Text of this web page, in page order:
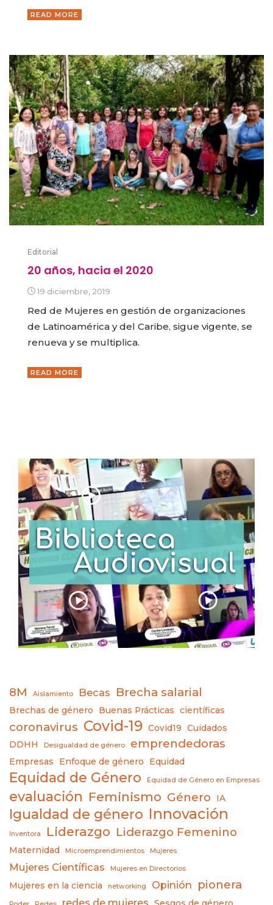
READ MORE
Editorial
20 años, hacia el 2020
19 diciembre, 2019
Red de Mujeres en gestión de organizaciones
de Latinoamérica y del Caribe, sigue vigente, se
renueva y se multiplica.
READ MORE
8M Aislamiento Becas Brecha salarial
Brechas de género Buenas Prácticas científicas
coronavirus Covid-19 Covid19
Cuidados
DDHH
Desigualdad de género emprendedoras
Empresas Enfoque de género Equidad
Equidad de Género Equidad de Género en Empresas
evaluación Feminismo Género IA
Igualdad de género Innovación
Inventora Liderazgo Liderazgo Femenino
Maternidad Microemprendimientos Mujeres
Mujeres Científicas Mujeres en Directorios
Mujeres en la ciencia networking Opinión pionera
redes de mujeres